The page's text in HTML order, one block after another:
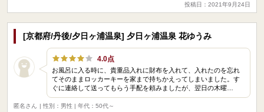
投稿日：2021年9月24日
[京都府/丹後/夕日ヶ浦温泉] 夕日ヶ浦温泉 花ゆうみ
4.0点
お風呂に入る時に、貴重品入れに財布を入れて、入れたのを忘れ
てそのままロッカーキーを家まで持ちかえってしまいました。す
ぐに連絡して送ってもらう手配を頼みましたが、翌日の木曜…
匿名さん
| 性別：男性 | 年代：50代～